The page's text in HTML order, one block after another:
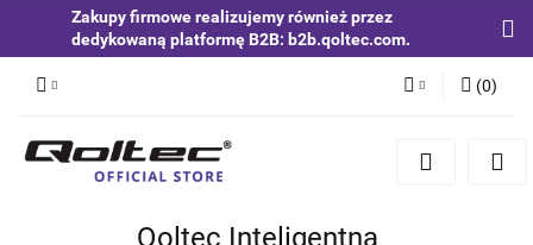
Zakupy firmowe realizujemy również przez
dedykowaną platformę B2B: b2b.qoltec.com.
Zaloguj się
(0)
Qoltec Inteligentna